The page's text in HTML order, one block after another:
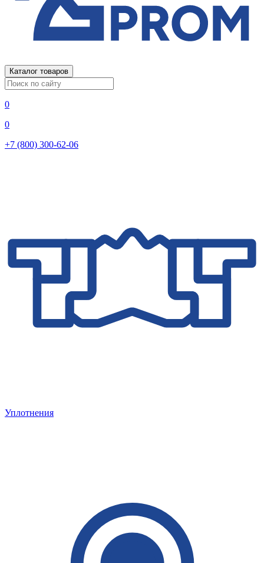
Каталог товаров
0
0
+7 (800) 300-62-06
Уплотнения